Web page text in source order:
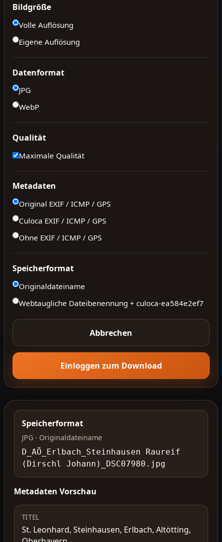
Bildgröße
Volle Auflösung
Eigene Auflösung
Datenformat
JPG
WebP
Qualität
Maximale Qualität
Metadaten
Original EXIF / ICMP / GPS
Culoca EXIF / ICMP / GPS
Ohne EXIF / ICMP / GPS
Speicherformat
Originaldateiname
Webtaugliche Dateibenennung + culoca-ea584e2ef7
Abbrechen
Einloggen zum Download
Speicherformat
JPG · Originaldateiname
D_AÖ_Erlbach_Steinhausen Raureif
(Dirschl Johann)_DSC07980.jpg
Metadaten Vorschau
TITEL
St. Leonhard, Steinhausen, Erlbach, Altötting,